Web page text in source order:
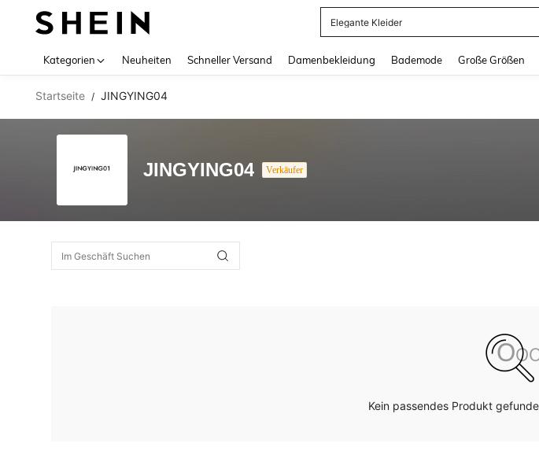
Elegante Kleider
Kategorien Neuheiten Schneller Versand Damenbekleidung Bademode Große Größen
Startseite / JINGYING04
JINGYING04 Verkäufer
Kein passendes Produkt